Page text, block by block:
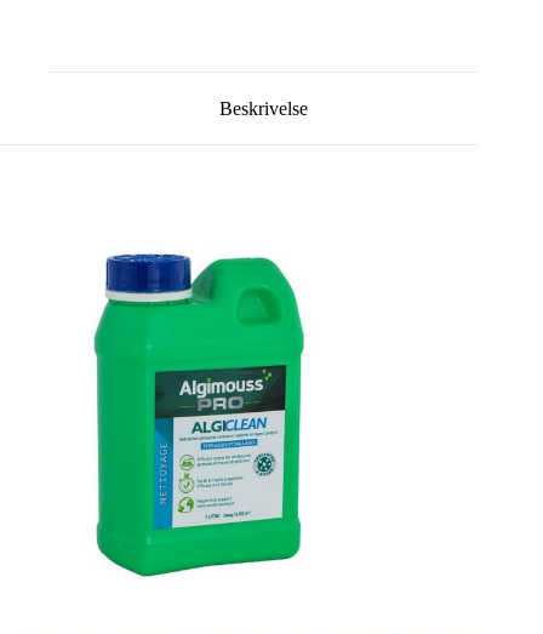
Beskrivelse